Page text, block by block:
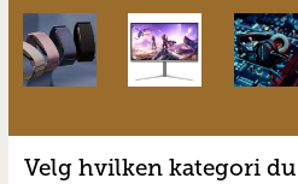
Velg hvilken kategori